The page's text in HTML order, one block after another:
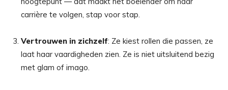
carrière te volgen, stap voor stap.
Vertrouwen in zichzelf: Ze kiest rollen die passen, ze
laat haar vaardigheden zien. Ze is niet uitsluitend bezig
met glam of imago.